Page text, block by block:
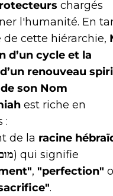
chargés
l'humanité. En
cette hiérarchie,
d’un cycle et la
renouveau
son Nom
est riche en
:
de la racine
) qui signifie
, "perfection"
.